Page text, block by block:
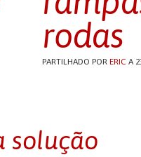
rodas
PARTILHADO POR ERIC A
solução